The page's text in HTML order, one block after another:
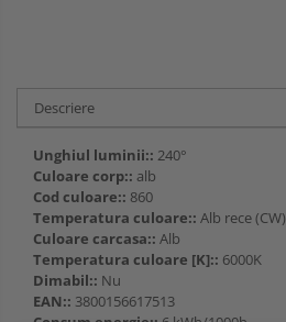
Descriere
Unghiul luminii:: 240°
Culoare corp:: alb
Cod culoare:: 860
Temperatura culoare:: Alb rece (CW)
Culoare carcasa:: Alb
Temperatura culoare [K]:: 6000K
Dimabil:: Nu
EAN:: 3800156617513